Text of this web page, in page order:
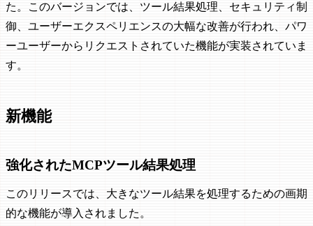
た。このバージョンでは、ツール結果処理、セキュリティ制
御、ユーザーエクスペリエンスの大幅な改善が行われ、パワ
ーユーザーからリクエストされていた機能が実装されていま
す。
新機能
強化されたMCPツール結果処理
このリリースでは、大きなツール結果を処理するための画期
的な機能が導入されました。